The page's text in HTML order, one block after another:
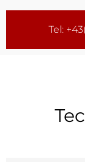
Tel: